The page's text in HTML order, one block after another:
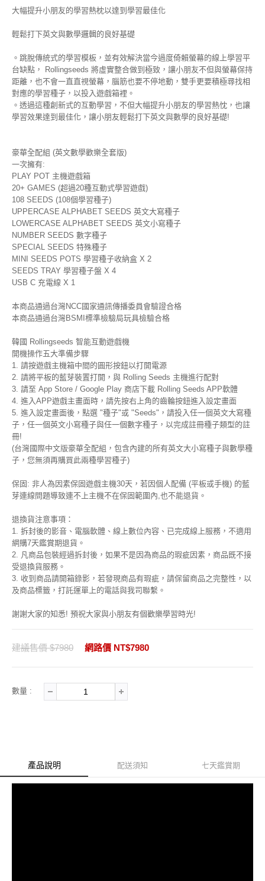
大幅提升小朋友的學習熱枕以達到學習最佳化
輕鬆打下英文與數學邏輯的良好基礎
。跳脫傳統式的學習模板，並有效解決當今過度倚賴螢幕的線上學習平
台缺點， Rollingseeds 將虛實整合做到極致，讓小朋友不但與螢幕保持
距離，也不會一直直視螢幕，腦筋也要不停地動，雙手更要積極尋找相
對應的學習種子，以投入遊戲箱裡。
。透過這種創新式的互動學習，不但大幅提升小朋友的學習熱忱，也讓
學習效果達到最佳化，讓小朋友輕鬆打下英文與數學的良好基礎!
豪華全配組 (英文數學歡樂全套版)
一次擁有:
PLAY POT 主機遊戲箱
20+ GAMES (超過20種互動式學習遊戲)
108 SEEDS (108個學習種子)
UPPERCASE ALPHABET SEEDS 英文大寫種子
LOWERCASE ALPHABET SEEDS 英文小寫種子
NUMBER SEEDS 數字種子
SPECIAL SEEDS 特殊種子
MINI SEEDS POTS 學習種子收納盒 X 2
SEEDS TRAY 學習種子盤 X 4
USB C 充電線 X 1
本商品通過台灣NCC國家通訊傳播委員會驗證合格
本商品通過台灣BSMI標準檢驗局玩具檢驗合格
韓國 Rollingseeds 智能互動遊戲機
開機操作五大準備步驟
1. 請按遊戲主機箱中間的圓形按鈕以打開電源
2. 請將平板的藍芽裝置打開，與 Rolling Seeds 主機進行配對
3. 請至 App Store / Google Play 商店下載 Rolling Seeds APP軟體
4. 進入APP遊戲主畫面時，請先按右上角的齒輪按鈕進入設定畫面
5. 進入設定畫面後，點選 "種子"或 "Seeds"，請投入任一個英文大寫種
子，任一個英文小寫種子與任一個數字種子，以完成註冊種子類型的註
冊!
(台灣國際中文版豪華全配組，包含內建的所有英文大小寫種子與數學種
子，您無須再購買此兩種學習種子)
保固: 非人為因素保固遊戲主機30天，若因個人配備 (平板或手機) 的藍
芽連線問題導致連不上主機不在保固範圍內,也不能退貨。
退換貨注意事項：
1. 拆封後的影音、電腦軟體、線上數位內容、已完成線上服務，不適用
網購7天鑑賞期退貨。
2. 凡商品包裝經過拆封後，如果不是因為商品的瑕疵因素，商品既不接
受退換貨服務。
3. 收到商品請開箱錄影，若發現商品有瑕疵，請保留商品之完整性，以
及商品標籤，打託運單上的電話與我司聯繫。
謝謝大家的知悉! 預祝大家與小朋友有個歡樂學習時光!
建議售價 $7980 網路價 NT$7980
數量 :
產品說明 配送須知 七天鑑賞期